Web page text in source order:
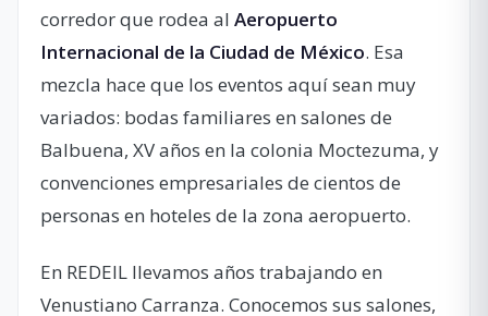
corredor que rodea al Aeropuerto
Internacional de la Ciudad de México. Esa
mezcla hace que los eventos aquí sean muy
variados: bodas familiares en salones de
Balbuena, XV años en la colonia Moctezuma, y
convenciones empresariales de cientos de
personas en hoteles de la zona aeropuerto.
En REDEIL llevamos años trabajando en
Venustiano Carranza. Conocemos sus salones,